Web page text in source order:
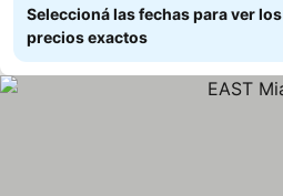
Seleccioná las fechas para ver los
precios exactos